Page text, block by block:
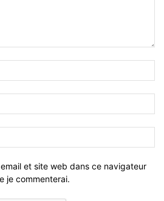
et site web dans ce navigateur
je commenterai.